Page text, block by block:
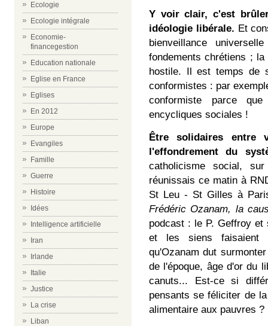
Ecologie
Ecologie intégrale
Economie-
financegestion
Education nationale
Eglise en France
Eglises
En 2012
Europe
Evangiles
Famille
Guerre
Histoire
Idées
Intelligence artificielle
Iran
Irlande
Italie
Justice
La crise
Liban
Y voir clair, c'est
idéologie libérale. Et
bienveillance
fondements chrétiens ;
hostile. Il est temps de
conformistes : par
conformiste parce
encycliques sociales !
Être solidaires entre
l'effondrement du
catholicisme social,
réunissais ce matin à
St Leu - St Gilles à
Frédéric Ozanam, la
podcast : le P. Geffroy et
et les siens faisaient
qu'Ozanam dut
de l'époque, âge d'or du
canuts... Est-ce si
pensants se féliciter de
alimentaire aux pauvres